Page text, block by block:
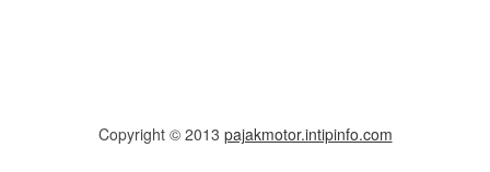
Copyright © 2013 pajakmotor.intipinfo.com